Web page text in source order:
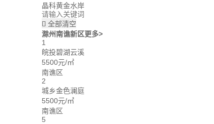
晶科黄金水岸
 全部清空
滁州南谯新区更多>
1
皖投碧湖云溪
5500元/㎡
南谯区
2
城乡金色澜庭
5500元/㎡
南谯区
5